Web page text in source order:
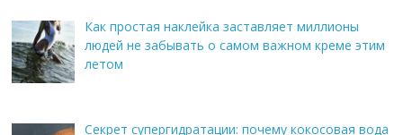
Как простая наклейка заставляет миллионы
людей не забывать о самом важном креме этим
летом
Секрет супергидратации: почему кокосовая вода